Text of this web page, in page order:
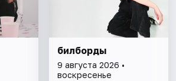
билборды
9 августа 2026 •
воскресенье